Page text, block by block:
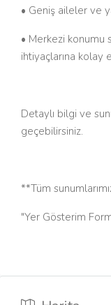
• Geniş aileler ve
• Merkezi konumu
ihtiyaçlarına kolay
Detaylı bilgi ve
geçebilirsiniz.
**Tüm
"Yer Gösterim